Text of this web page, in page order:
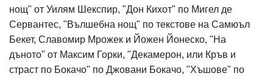
нощ" от Уилям Шекспир, "Дон Кихот" по Мигел де
Сервантес, "Вълшебна нощ" по текстове на Самюъл
Бекет, Славомир Мрожек и Йожен Йонеско, "На
дъното" от Максим Горки, "Декамерон, или Кръв и
страст по Бокачо" по Джовани Бокачо, "Хъшове" по